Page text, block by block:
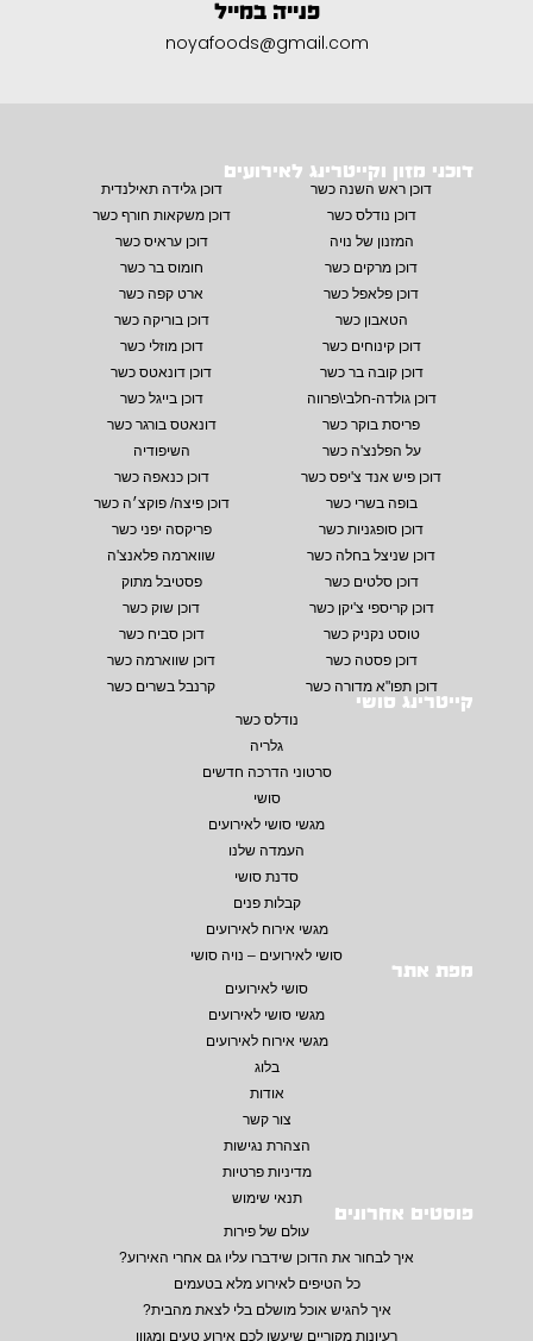
פנייה במייל
noyafoods@gmail.com
דוכני מזון וקייטרינג לאירועים
דוכן ראש השנה כשר
דוכן גלידה תאילנדית
דוכן נודלס כשר
דוכן משקאות חורף כשר
המזנון של נויה
דוכן עראיס כשר
דוכן מרקים כשר
חומוס בר כשר
דוכן פלאפל כשר
ארט קפה כשר
הטאבון כשר
דוכן בוריקה כשר
דוכן קינוחים כשר
דוכן מוזלי כשר
דוכן קובה בר כשר
דוכן דונאטס כשר
דוכן גולדה-חלבי\פרווה
דוכן בייגל כשר
פריסת בוקר כשר
דונאטס בורגר כשר
על הפלנצ'ה כשר
השיפודיה
דוכן פיש אנד צ'יפס כשר
דוכן כנאפה כשר
בופה בשרי כשר
דוכן פיצה/ פוקצ׳ה כשר
דוכן סופגניות כשר
פריקסה יפני כשר
דוכן שניצל בחלה כשר
שווארמה פלאנצ'ה
דוכן סלטים כשר
פסטיבל מתוק
דוכן קריספי צ'יקן כשר
דוכן שוק כשר
טוסט נקניק כשר
דוכן סביח כשר
דוכן פסטה כשר
דוכן שווארמה כשר
דוכן תפו"א מדורה כשר
קרנבל בשרים כשר
קייטרינג סושי
נודלס כשר
גלריה
סרטוני הדרכה חדשים
סושי
מגשי סושי לאירועים
העמדה שלנו
סדנת סושי
קבלות פנים
מגשי אירוח לאירועים
סושי לאירועים – נויה סושי
פוסטים אחרונים
עולם של פירות
איך לבחור את הדוכן שידברו עליו גם אחרי האירוע?
כל הטיפים לאירוע מלא בטעמים
איך להגיש אוכל מושלם בלי לצאת מהבית?
רעיונות מקוריים שיעשו לכם אירוע טעים ומגוון
מפת אתר
סושי לאירועים
מגשי סושי לאירועים
מגשי אירוח לאירועים
בלוג
אודות
צור קשר
הצהרת נגישות
מדיניות פרטיות
תנאי שימוש